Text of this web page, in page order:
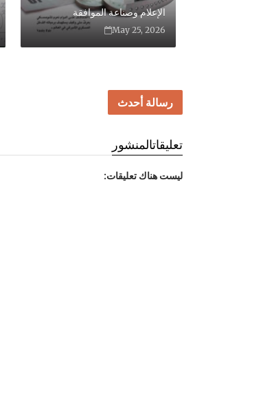
الإعلام وصناعة الموافقة
May 25, 2026
رسالة أحدث
تعليقاتالمنشور
ليست هناك تعليقات: